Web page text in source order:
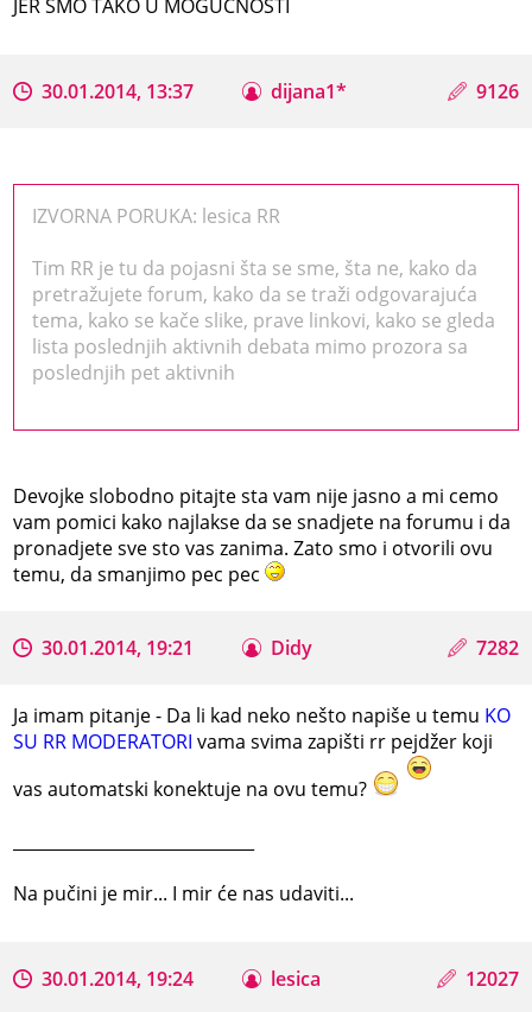
JER SMO TAKO U MOGUĆNOSTI
30.01.2014, 13:37 dijana1* 9126
IZVORNA PORUKA: lesica RR
Tim RR je tu da pojasni šta se sme, šta ne, kako da
pretražujete forum, kako da se traži odgovarajuća
tema, kako se kače slike, prave linkovi, kako se gleda
lista poslednjih aktivnih debata mimo prozora sa
poslednjih pet aktivnih
Devojke slobodno pitajte sta vam nije jasno a mi cemo
vam pomici kako najlakse da se snadjete na forumu i da
pronadjete sve sto vas zanima. Zato smo i otvorili ovu
temu, da smanjimo pec pec
30.01.2014, 19:21 Didy 7282
Ja imam pitanje - Da li kad neko nešto napiše u temu KO
SU RR MODERATORI vama svima zapišti rr pejdžer koji
vas automatski konektuje na ovu temu?
Na pučini je mir... I mir će nas udaviti...
30.01.2014, 19:24 lesica 12027